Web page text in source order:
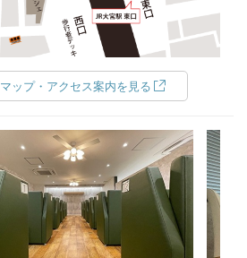
マップ・アクセス案内を見る